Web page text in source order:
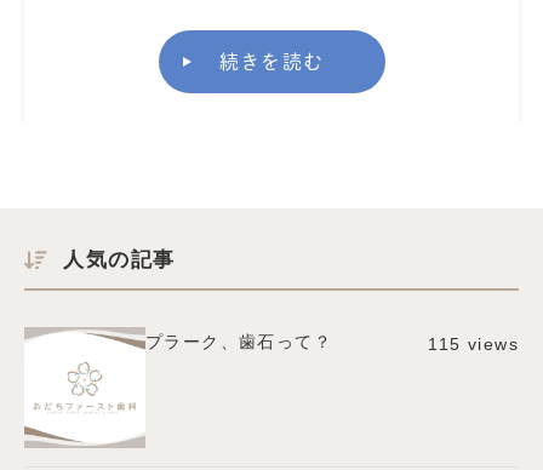
続きを読む
人気の記事
プラーク、歯石って？ 115 views